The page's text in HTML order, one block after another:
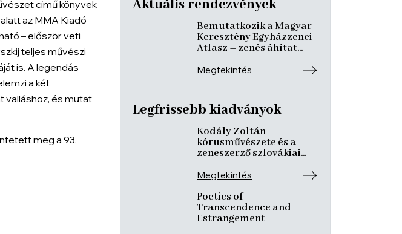
című könyvek
az MMA Kiadó
– először veti
teljes művészi
is. A legendás
a két
valláshoz, és mutat
meg a 93.
Aktuális rendezvények
Bemutatkozik a Magyar
Keresztény Egyházzenei
Atlasz – zenés áhítat
előadásokkal
Megtekintés
Legfrissebb kiadványok
Kodály Zoltán
kórusművészete és a
zeneszerző szlovákiai
Megtekintés
Poetics of
Transcendence and
Estrangement